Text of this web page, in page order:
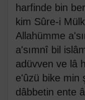
harfinde bin
kim Sûre-i
Allahümme
a'sımnî bil
adüvven ve lâ
e'ûzü bike min
dâbbetin ente